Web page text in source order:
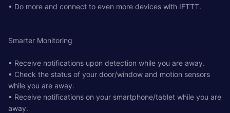
• Do more and connect to even more devices with IFTTT.
Smarter Monitoring
• Receive notifications upon detection while you are away.
• Check the status of your door/window and motion sensors
while you are away.
• Receive notifications on your smartphone/tablet while you are
away.